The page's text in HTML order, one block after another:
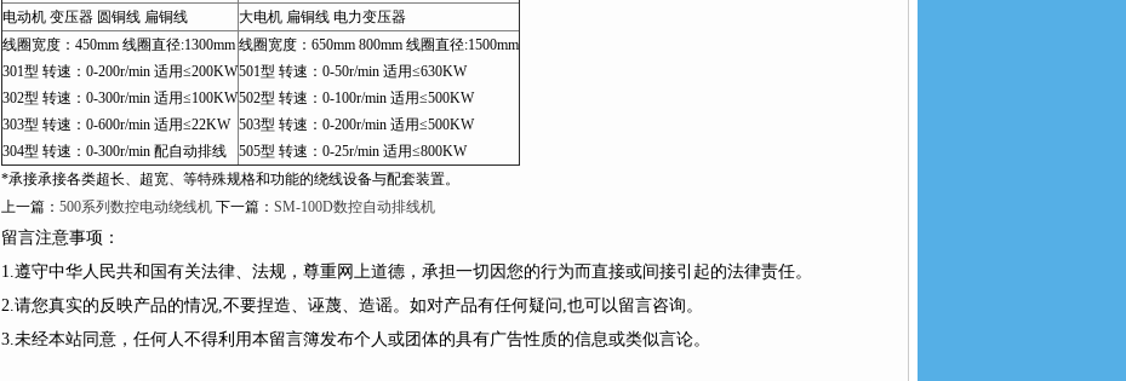
电动机 变压器 圆铜线 扁铜线
大电机 扁铜线 电力变压器
线圈宽度：450mm 线圈直径:1300mm
301型 转速：0-200r/min 适用≤200KW
302型 转速：0-300r/min 适用≤100KW
303型 转速：0-600r/min 适用≤22KW
304型 转速：0-300r/min 配自动排线
线圈宽度：650mm 800mm 线圈直径:1500mm
501型 转速：0-50r/min 适用≤630KW
502型 转速：0-100r/min 适用≤500KW
503型 转速：0-200r/min 适用≤500KW
505型 转速：0-25r/min 适用≤800KW
*承接承接各类超长、超宽、等特殊规格和功能的绕线设备与配套装置。
上一篇： 500系列数控电动绕线机 下一篇： SM-100D数控自动排线机
留言注意事项：
1.遵守中华人民共和国有关法律、法规，尊重网上道德，承担一切因您的行为而直接或间接引起的法律责任。
2.请您真实的反映产品的情况,不要捏造、诬蔑、造谣。如对产品有任何疑问,也可以留言咨询。
3.未经本站同意，任何人不得利用本留言簿发布个人或团体的具有广告性质的信息或类似言论。